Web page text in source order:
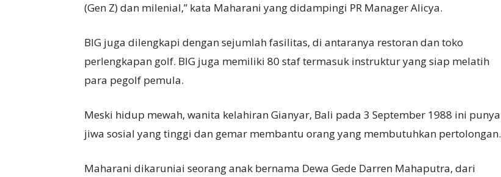
(Gen Z) dan milenial,” kata Maharani yang didampingi PR Manager Alicya.
BIG juga dilengkapi dengan sejumlah fasilitas, di antaranya restoran dan toko
perlengkapan golf. BIG juga memiliki 80 staf termasuk instruktur yang siap melatih
para pegolf pemula.
Meski hidup mewah, wanita kelahiran Gianyar, Bali pada 3 September 1988 ini punya
jiwa sosial yang tinggi dan gemar membantu orang yang membutuhkan pertolongan.
Maharani dikaruniai seorang anak bernama Dewa Gede Darren Mahaputra, dari